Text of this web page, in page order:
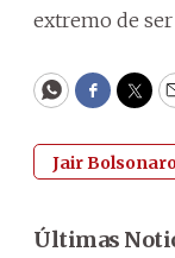
extremo de ser
WhatsApp
Jair
Últimas